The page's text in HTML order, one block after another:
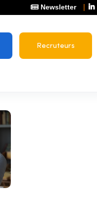
Newsletter
Recruteurs